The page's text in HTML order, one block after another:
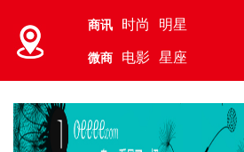
商讯 时尚 明星
微商 电影 星座